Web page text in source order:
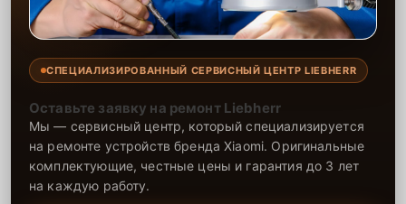
СПЕЦИАЛИЗИРОВАННЫЙ СЕРВИСНЫЙ ЦЕНТР LIEBHERR
Оставьте заявку на ремонт Liebherr
Мы — сервисный центр, который специализируется
на ремонте устройств бренда Xiaomi. Оригинальные
комплектующие, честные цены и гарантия до 3 лет
на каждую работу.